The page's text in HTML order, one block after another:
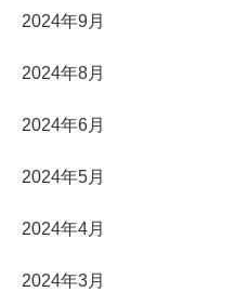
2024年9月
2024年8月
2024年6月
2024年5月
2024年4月
2024年3月